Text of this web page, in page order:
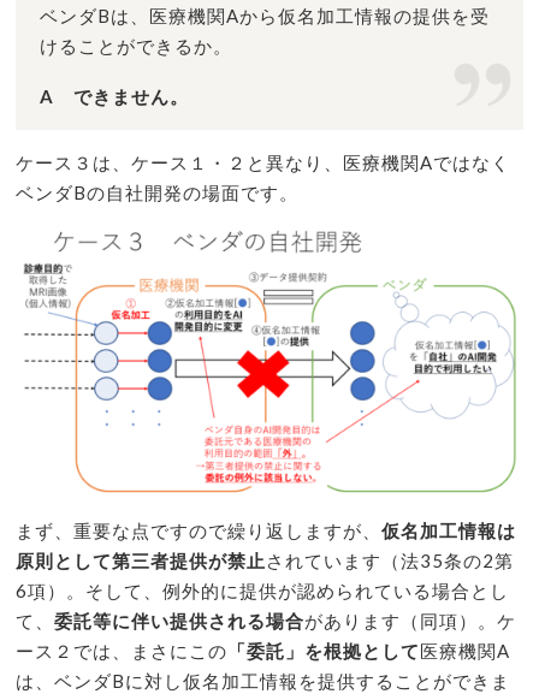
ベンダBは、医療機関Aから仮名加工情報の提供を受
けることができるか。
A できません。
ケース３は、ケース１・２と異なり、医療機関Aではなく
ベンダBの自社開発の場面です。
まず、重要な点ですので繰り返しますが、仮名加工情報は
原則として第三者提供が禁止 されています（法35条の2第
6項）。そして、例外的に提供が認められている場合とし
て、委託等に伴い提供される場合があります（同項）。ケ
ース２では、まさにこの 「委託」を根拠として医療機関A
は、ベンダBに対し仮名加工情報を提供することができま